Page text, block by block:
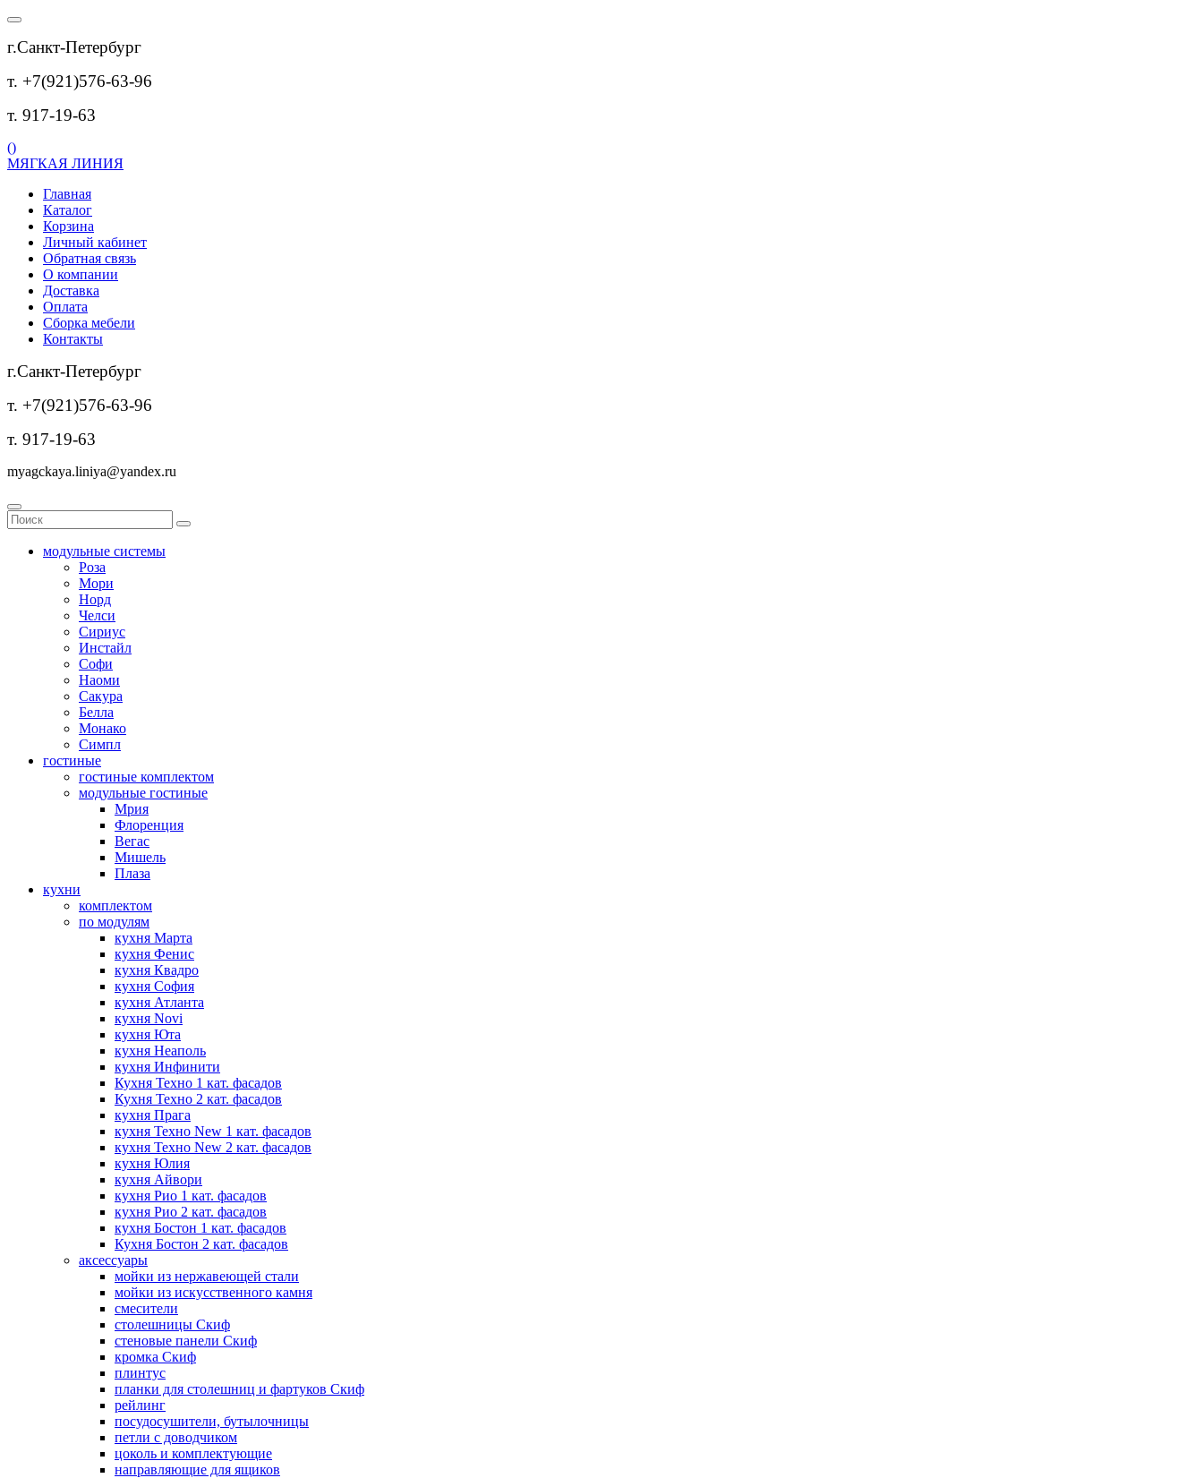
г.Санкт-Петербург
т. +7(921)576-63-96
т. 917-19-63
()
МЯГКАЯ ЛИНИЯ
Главная
Каталог
Корзина
Личный кабинет
Обратная связь
О компании
Доставка
Оплата
Сборка мебели
Контакты
г.Санкт-Петербург
т. +7(921)576-63-96
т. 917-19-63
myagckaya.liniya@yandex.ru
модульные системы
Роза
Мори
Норд
Челси
Сириус
Инстайл
Софи
Наоми
Сакура
Белла
Монако
Симпл
гостиные
гостиные комплектом
модульные гостиные
Мрия
Флоренция
Вегас
Мишель
Плаза
кухни
комплектом
по модулям
кухня Марта
кухня Фенис
кухня Квадро
кухня София
кухня Атланта
кухня Novi
кухня Юта
кухня Неаполь
кухня Инфинити
Кухня Техно 1 кат. фасадов
Кухня Техно 2 кат. фасадов
кухня Прага
кухня Техно New 1 кат. фасадов
кухня Техно New 2 кат. фасадов
кухня Юлия
кухня Айвори
кухня Рио 1 кат. фасадов
кухня Рио 2 кат. фасадов
кухня Бостон 1 кат. фасадов
Кухня Бостон 2 кат. фасадов
аксессуары
мойки из нержавеющей стали
мойки из искусственного камня
смесители
столешницы Скиф
стеновые панели Скиф
кромка Скиф
плинтус
планки для столешниц и фартуков Скиф
рейлинг
посудосушители, бутылочницы
петли с доводчиком
цоколь и комплектующие
направляющие для ящиков